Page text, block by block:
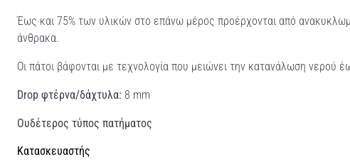
Έως και 75% των υλικών στο επάνω μέρος προέρχονται από
άνθρακα.
Οι πάτοι βάφονται με τεχνολογία που μειώνει την κατανάλωση νερού
Drop φτέρνα/δάχτυλα: 8 mm
Ουδέτερος τύπος πατήματος
Κατασκευαστής